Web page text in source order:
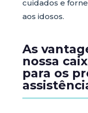
cuidados e
aos idosos.
As
nossa
para os